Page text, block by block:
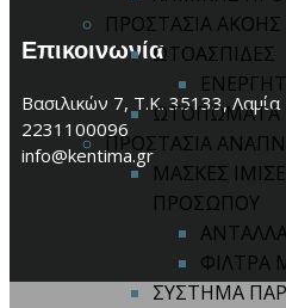
ΠΡΟΣΤΑΣΙΑ ΑΚΟΗΣ
ΩΤΟΑΣΠΙΔΕΣ
ΩΤΟΠΩΜΑΤΑ
ΠΡΟΣΤΑΣΙΑ
ΜΑΣΚΕΣ
ΠΡΟΣΩΠΟΥ
ΦΙΛΤΡΑ
ΣΥΣΤΗΜΑ
Επικοινωνία
Βασιλικών 7, Τ.Κ. 35133, Λαμία
2231100096
info@kentima.gr